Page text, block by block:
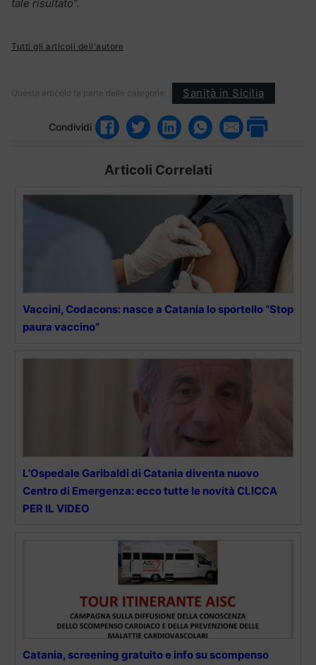
tale risultato”.
Tutti gli articoli dell'autore
Questo articolo fa parte delle categorie: Sanità in Sicilia
Condividi
Articoli Correlati
Vaccini, Codacons: nasce a Catania lo sportello “Stop
paura vaccino”
L’Ospedale Garibaldi di Catania diventa nuovo
Centro di Emergenza: ecco tutte le novità CLICCA
PER IL VIDEO
Catania, screening gratuito e info su scompenso